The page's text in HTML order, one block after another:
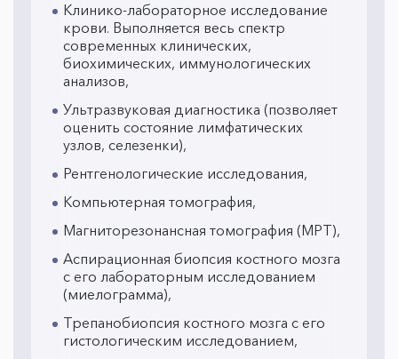
Клинико-лабораторное исследование
крови. Выполняется весь спектр
современных клинических,
биохимических, иммунологических
анализов,
Ультразвуковая диагностика (позволяет
оценить состояние лимфатических
узлов, селезенки),
Рентгенологические исследования,
Компьютерная томография,
Магниторезонансная томография (МРТ),
Аспирационная биопсия костного мозга
с его лабораторным исследованием
(миелограмма),
Трепанобиопсия костного мозга с его
гистологическим исследованием,